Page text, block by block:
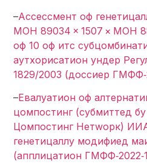
–Ассессмент оф
МОН 89034 × 1507 × МОН
оф 10 оф итс
аутхорисатион ундер
1829/2003 (доссиер
–Евалуатион оф
цомпостинг (субмиттед
Цомпостинг Нетwорк) ИИ
генетицаллy модифиед
(апплицатион